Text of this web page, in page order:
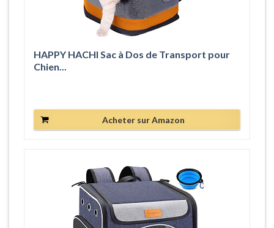
HAPPY HACHI Sac à Dos de Transport pour
Chien...
Acheter sur Amazon